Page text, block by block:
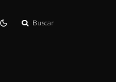
Buscar